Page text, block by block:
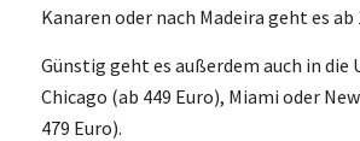
Kanaren oder nach Madeira geht es ab
Günstig geht es außerdem auch in die
Chicago (ab 449 Euro), Miami oder
479 Euro).